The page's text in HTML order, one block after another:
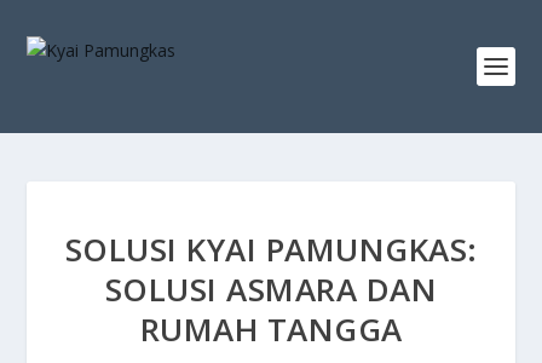
SOLUSI KYAI PAMUNGKAS:
SOLUSI ASMARA DAN
RUMAH TANGGA